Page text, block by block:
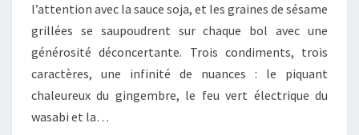
l’attention avec la sauce soja, et les graines de sésame
grillées se saupoudrent sur chaque bol avec une
générosité déconcertante. Trois condiments, trois
caractères, une infinité de nuances : le piquant
chaleureux du gingembre, le feu vert électrique du
wasabi et la…